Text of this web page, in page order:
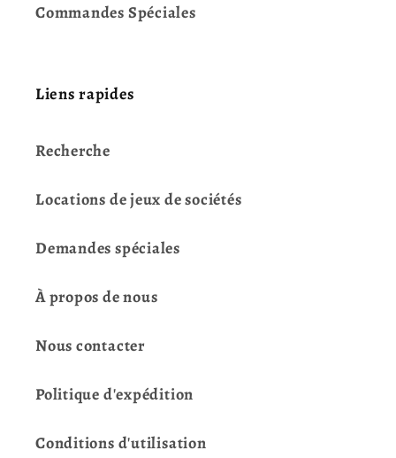
Commandes Spéciales
Liens rapides
Recherche
Locations de jeux de sociétés
Demandes spéciales
À propos de nous
Nous contacter
Politique d'expédition
Conditions d'utilisation